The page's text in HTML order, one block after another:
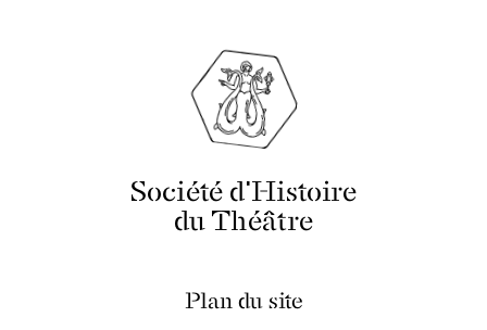
Société d'Histoire
du Théâtre
Plan du site